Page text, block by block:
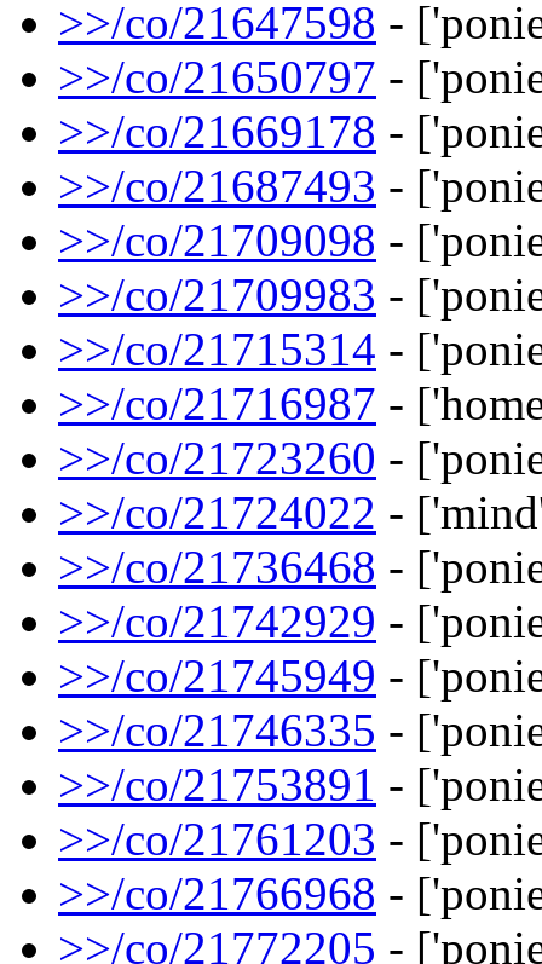
>>/co/21647598 -
>>/co/21650797 -
>>/co/21669178 -
>>/co/21687493 -
>>/co/21709098 -
>>/co/21709983 -
>>/co/21715314 -
>>/co/21716987 -
>>/co/21723260 -
>>/co/21724022 -
>>/co/21736468 -
>>/co/21742929 -
>>/co/21745949 -
>>/co/21746335 -
>>/co/21753891 -
>>/co/21761203 -
>>/co/21766968 -
>>/co/21772205 -